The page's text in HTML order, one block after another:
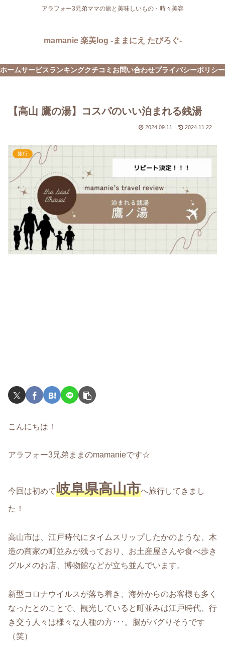
アラフォー3兄弟ママの旅と美味しいもの・時々美容
mamanie 楽美log -ままにえ たびろぐ-
ホームサービスランキングクチコミ お問い合わせプライバシーポリシー
【高山 鷹の湯】コスパのいい泊まれる銭湯
2024.09.11 2024.11.22
旅行
こんにちは！
アラフォー3兄弟ままのmamanieです☆
今回は初めて岐阜県高山市へ旅行してきまし
た！
高山市は、江戸時代にタイムスリップしたかのような、木
造の商家の町並みが残っており、お土産屋さんや食べ歩き
グルメのお店、博物館などが立ち並んでいます。
新型コロナウイルスが落ち着き、海外からのお客様も多く
なったとのことで、観光していると町並みは江戸時代、行
き交う人々は様々な人種の方･･･。脳がバグりそうです
（笑）